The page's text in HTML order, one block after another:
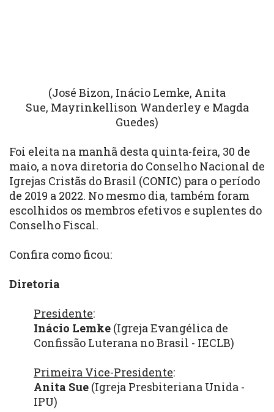
(José Bizon, Inácio Lemke, Anita
Sue, Mayrinkellison Wanderley e Magda
Guedes)
Foi eleita na manhã desta quinta-feira, 30 de
maio, a nova diretoria do Conselho Nacional de
Igrejas Cristãs do Brasil (CONIC) para o período
de 2019 a 2022. No mesmo dia, também foram
escolhidos os membros efetivos e suplentes do
Conselho Fiscal.
Confira como ficou:
Diretoria
Presidente:
Inácio Lemke (Igreja Evangélica de
Confissão Luterana no Brasil - IECLB)
Primeira Vice-Presidente:
Anita Sue (Igreja Presbiteriana Unida -
IPU)